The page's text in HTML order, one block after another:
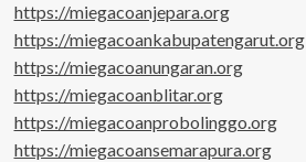
https://miegacoanjepara.org
https://miegacoankabupatengarut.org
https://miegacoanungaran.org
https://miegacoanblitar.org
https://miegacoanprobolinggo.org
https://miegacoansemarapura.org